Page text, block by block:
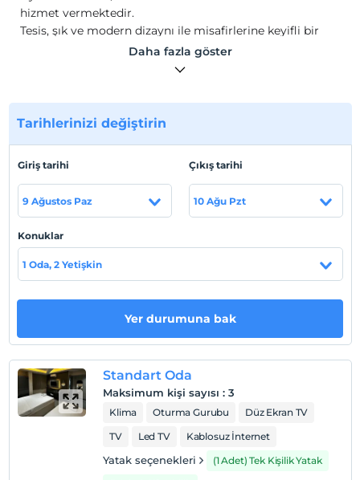
hizmet vermektedir.
Tesis, şık ve modern dizaynı ile misafirlerine keyifli bir
konaklama sunmaktadır.
Merkez Şanlıurfa'da konumlanmaktadır.
Haritada Göster
Otel koşulları
Check/in
En erken saat 14:00 ve sonrası
Evcil Hayvan
Sigara
Odalarda sigara içilmez
2 yaşına kadar olan bebekler ücretsizdir.
Her bir oda için 6 yaşına kadar 1 çocuk ücretsizdir
Daha fazla göster
Tarihlerinizi değiştirin
Giriş tarihi
9 Ağustos Paz
Çıkış tarihi
10 Ağu Pzt
Konuklar
1 Oda, 2 Yetişkin
Yer durumuna bak
Standart Oda
Maksimum kişi sayısı : 3
Klima Oturma Gurubu
Düz Ekran TV
TV
Led TV Kablosuz İnternet
Yatak seçenekleri
(1 Adet) Tek Kişilik Yatak